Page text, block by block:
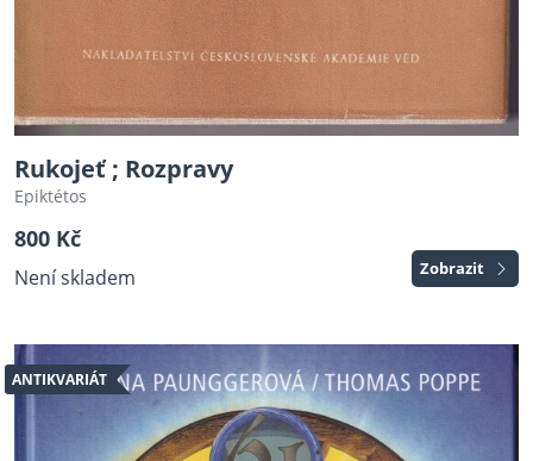
Rukojeť ; Rozpravy
Epiktétos
800 Kč
Není skladem Zobrazit
ANTIKVARIÁT